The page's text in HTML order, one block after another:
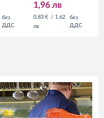
без
ДДС
1,96 лв
0,83 €
/ 1,62
лв
без
ДДС